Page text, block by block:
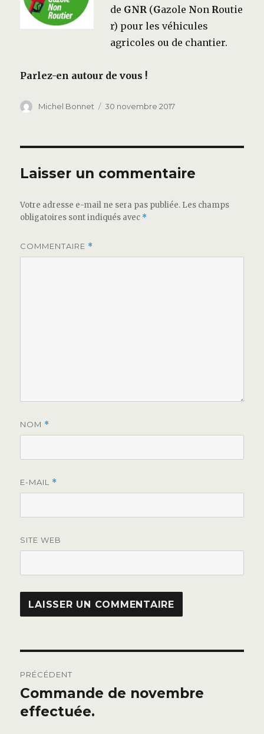
de GNR (Gazole Non Routie
r) pour les véhicules
agricoles ou de chantier.
Parlez-en autour de vous !
Auteur
Michel Bonnet
Publié
30 novembre 2017
Laisser un commentaire
Votre adresse e-mail ne sera pas publiée. Les champs
obligatoires sont indiqués avec *
COMMENTAIRE *
NOM *
E-MAIL *
SITE WEB
de
l’article
PRÉCÉDENT
Publication
précédente :
Commande de novembre
effectuée.